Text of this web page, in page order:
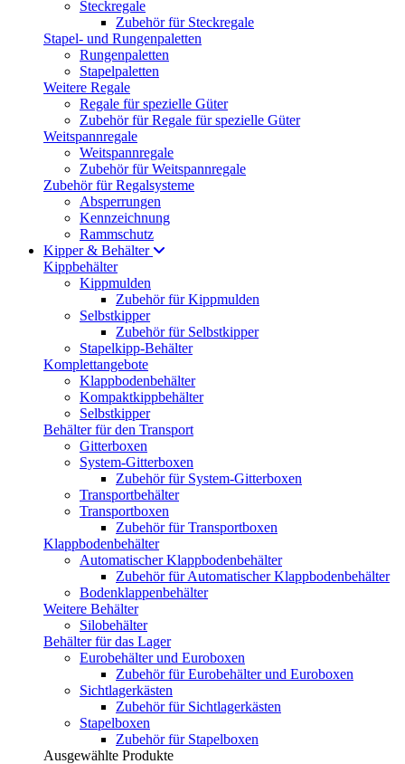
Steckregale
Zubehör für Steckregale
Stapel- und Rungenpaletten
Rungenpaletten
Stapelpaletten
Weitere Regale
Regale für spezielle Güter
Zubehör für Regale für spezielle Güter
Weitspannregale
Weitspannregale
Zubehör für Weitspannregale
Zubehör für Regalsysteme
Absperrungen
Kennzeichnung
Rammschutz
Kipper & Behälter
Kippbehälter
Kippmulden
Zubehör für Kippmulden
Selbstkipper
Zubehör für Selbstkipper
Stapelkipp-Behälter
Komplettangebote
Klappbodenbehälter
Kompaktkippbehälter
Selbstkipper
Behälter für den Transport
Gitterboxen
System-Gitterboxen
Zubehör für System-Gitterboxen
Transportbehälter
Transportboxen
Zubehör für Transportboxen
Klappbodenbehälter
Automatischer Klappbodenbehälter
Zubehör für Automatischer Klappbodenbehälter
Bodenklappenbehälter
Weitere Behälter
Silobehälter
Behälter für das Lager
Eurobehälter und Euroboxen
Zubehör für Eurobehälter und Euroboxen
Sichtlagerkästen
Zubehör für Sichtlagerkästen
Stapelboxen
Zubehör für Stapelboxen
Ausgewählte Produkte